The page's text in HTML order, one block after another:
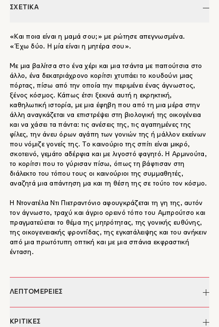
ΣΧΕΤΙΚΑ
«Και ποια είναι η μαμά σου;» με ρώτησε απεγνωσμένα.
«Έχω δύο. Η μία είναι η μητέρα σου».
Με μια βαλίτσα στο ένα χέρι και μια τσάντα με παπούτσια στο
άλλο, ένα δεκατριάχρονο κορίτσι χτυπάει το κουδούνι μιας
πόρτας, πίσω από την οποία την περιμένει ένας άγνωστος,
ξένος κόσμος. Κάπως έτσι ξεκινά αυτή η εκρηκτική,
καθηλωτική ιστορία, με μια έφηβη που από τη μια μέρα στην
άλλη αναγκάζεται να επιστρέψει στη βιολογική της οικογένεια
και να χάσει τα πάντα: τις ανέσεις της, τις αγαπημένες της
φίλες, την άνευ όρων αγάπη των γονιών της ή μάλλον εκείνων
που νόμιζε γονείς της. Το καινούριο της σπίτι είναι μικρό,
σκοτεινό, γεμάτο αδέρφια και με λιγοστό φαγητό. H Αρμινούτα,
το κορίτσι που το γύρισαν πίσω, όπως τη βάφτισαν στη
διάλεκτο του τόπου τους οι καινούριοι της συμμαθητές,
αναζητά μια απάντηση μα και τη θέση της σε τούτο τον κόσμο.
Η Ντονατέλα Ντι Πιετραντόνιο αφουγκράζεται τη γη της, αυτόν
τον άγνωστο, τραχύ και άγριο ορεινό τόπο του Αμπρούτσο και
πραγματεύεται το θέμα της μητρότητας, της γονικής ευθύνης,
της οικογενειακής φροντίδας, της εγκατάλειψης και του ανήκειν
από μια πρωτότυπη οπτική και με μια σπάνια εκφραστική
ένταση.
ΛΕΠΤΟΜΕΡΕΙΕΣ
Συγγραφέας:
ΚΡΙΤΙΚΕΣ